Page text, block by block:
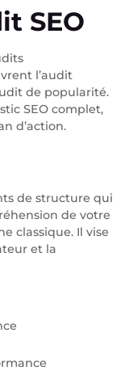
SEO
l’audit
de popularité.
SEO complet,
d’action.
de structure qui
de votre
classique. Il vise
et la